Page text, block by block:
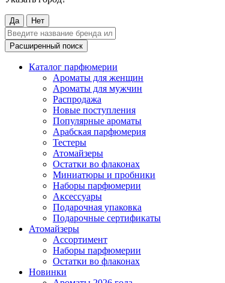
Да Нет
Расширенный поиск
Каталог парфюмерии
Ароматы для женщин
Ароматы для мужчин
Распродажа
Новые поступления
Популярные ароматы
Арабская парфюмерия
Тестеры
Атомайзеры
Остатки во флаконах
Миниатюры и пробники
Наборы парфюмерии
Аксессуары
Подарочная упаковка
Подарочные сертификаты
Атомайзеры
Ассортимент
Наборы парфюмерии
Остатки во флаконах
Новинки